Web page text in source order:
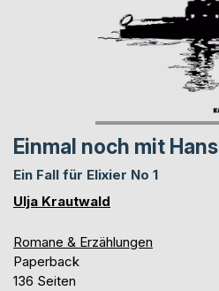
Einmal noch mit Hans
Ein Fall für Elixier No 1
Ulja Krautwald
Romane & Erzählungen
Paperback
136 Seiten